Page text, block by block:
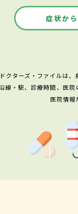
症状か
ドクターズ・ファイルは
線・駅、診療時間、医
医院情報